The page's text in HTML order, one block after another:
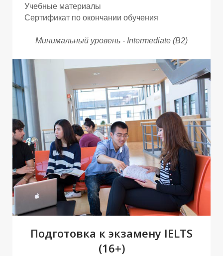
Г
Учебные материалы
Сертификат по окончании обучения
Минимальный уровень - Intermediate (B2)
Подготовка к экзамену IELTS
(16+)
Г